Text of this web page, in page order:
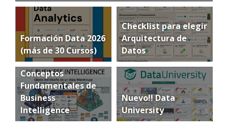
Formación Data 2026
(más de 30 Cursos)
Checklist para elegir
Arquitectura de
Datos
Conceptos
Fundamentales de
Business
Intelligence
Nuevo!! Data
University